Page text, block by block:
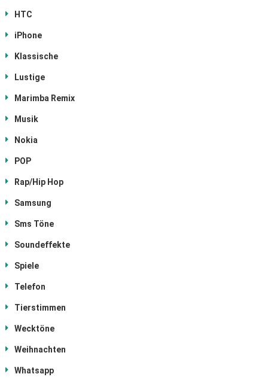
HTC
iPhone
Klassische
Lustige
Marimba Remix
Musik
Nokia
POP
Rap/Hip Hop
Samsung
Sms Töne
Soundeffekte
Spiele
Telefon
Tierstimmen
Wecktöne
Weihnachten
Whatsapp